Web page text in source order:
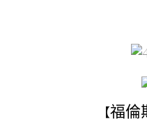
【福倫